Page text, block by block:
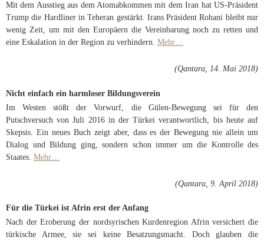
Mit dem Ausstieg aus dem Atomabkommen mit dem Iran hat US-Präsident
Trump die Hardliner in Teheran gestärkt. Irans Präsident Rohani bleibt nur
wenig Zeit, um mit den Europäern die Vereinbarung noch zu retten und
eine Eskalation in der Region zu verhindern. Mehr…
(Qantara, 14. Mai 2018)
Nicht einfach ein harmloser Bildungsverein
Im Westen stößt der Vorwurf, die Gülen-Bewegung sei für den
Putschversuch von Juli 2016 in der Türkei verantwortlich, bis heute auf
Skepsis. Ein neues Buch zeigt aber, dass es der Bewegung nie allein um
Dialog und Bildung ging, sondern schon immer um die Kontrolle des
Staates. Mehr…
(Qantara, 9. April 2018)
Für die Türkei ist Afrin erst der Anfang
Nach der Eroberung der nordsyrischen Kurdenregion Afrin versichert die
türkische Armee, sie sei keine Besatzungsmacht. Doch glauben die